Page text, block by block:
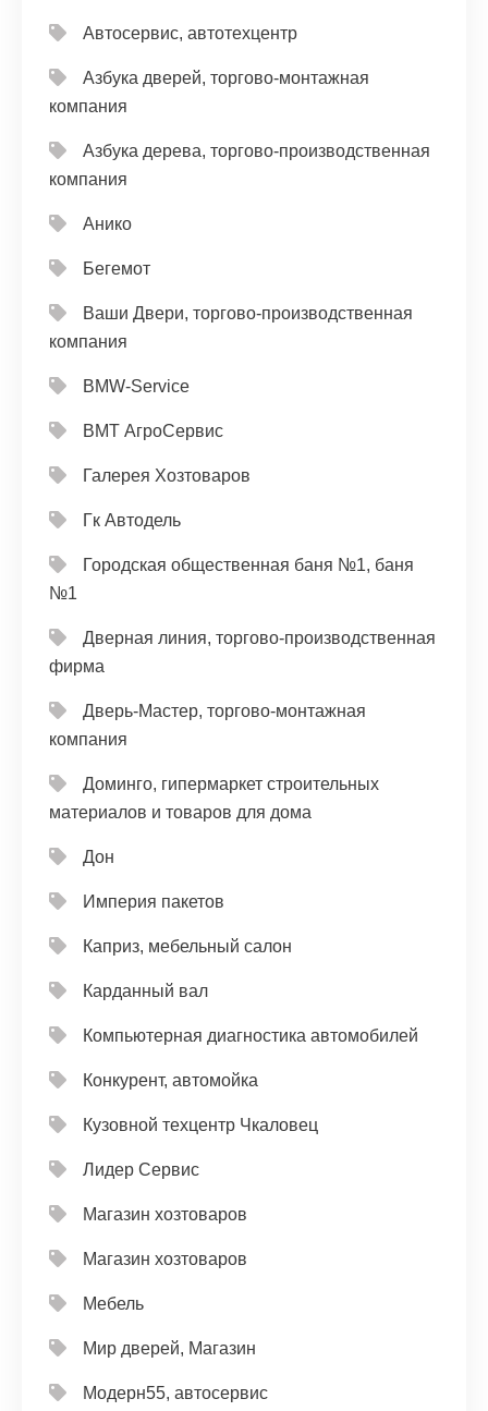
Автосервис, автотехцентр
Азбука дверей, торгово-монтажная
компания
Азбука дерева, торгово-производственная
компания
Анико
Бегемот
Ваши Двери, торгово-производственная
компания
ВМW-Service
ВМТ АгроСервис
Галерея Хозтоваров
Гк Автодель
Городская общественная баня №1, баня
№1
Дверная линия, торгово-производственная
фирма
Дверь-Мастер, торгово-монтажная
компания
Доминго, гипермаркет строительных
материалов и товаров для дома
Дон
Империя пакетов
Каприз, мебельный салон
Карданный вал
Компьютерная диагностика автомобилей
Конкурент, автомойка
Кузовной техцентр Чкаловец
Лидер Сервис
Магазин хозтоваров
Магазин хозтоваров
Мебель
Мир дверей, Магазин
Модерн55, автосервис